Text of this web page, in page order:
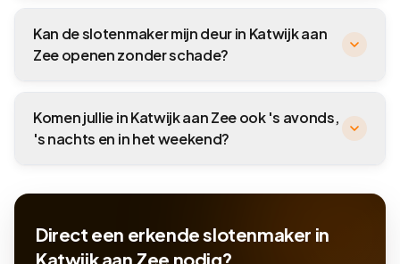
Kan de slotenmaker mijn deur in Katwijk aan
Zee openen zonder schade?
Komen jullie in Katwijk aan Zee ook 's avonds,
's nachts en in het weekend?
Direct een erkende slotenmaker in
Katwijk aan Zee nodig?